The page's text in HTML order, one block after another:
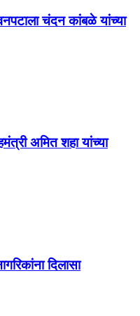
चंदन कांबळे यांच्या
अमित शहा यांच्या
दिलासा